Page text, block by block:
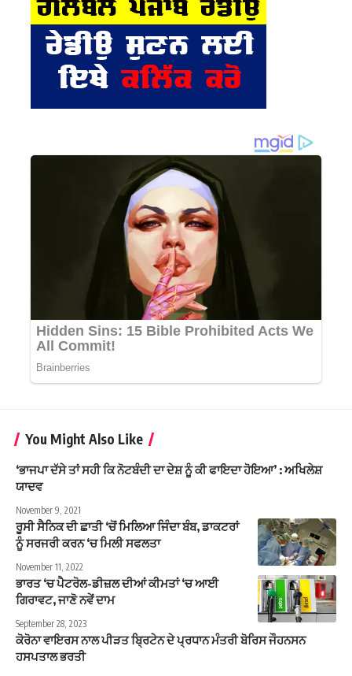
You Might Also Like
‘ਭਾਜਪਾ ਦੱਸੇ ਤਾਂ ਸਹੀ ਕਿ ਨੋਟਬੰਦੀ ਦਾ ਦੇਸ਼ ਨੂੰ ਕੀ ਫਾਇਦਾ ਹੋਇਆ’ : ਅਖਿਲੇਸ਼
ਯਾਦਵ
November 9, 2021
ਰੂਸੀ ਸੈਨਿਕ ਦੀ ਛਾਤੀ ‘ਚੋਂ ਮਿਲਿਆ ਜਿੰਦਾ ਬੰਬ, ਡਾਕਟਰਾਂ
ਨੂੰ ਸਰਜਰੀ ਕਰਨ ‘ਚ ਮਿਲੀ ਸਫਲਤਾ
November 11, 2022
ਭਾਰਤ ‘ਚ ਪੈਟਰੋਲ-ਡੀਜ਼ਲ ਦੀਆਂ ਕੀਮਤਾਂ ‘ਚ ਆਈ
ਗਿਰਾਵਟ, ਜਾਣੋ ਨਵੇਂ ਦਾਮ
September 28, 2023
ਕੋਰੋਨਾ ਵਾਇਰਸ ਨਾਲ ਪੀੜਤ ਬ੍ਰਿਟੇਨ ਦੇ ਪ੍ਰਧਾਨ ਮੰਤਰੀ ਬੋਰਿਸ ਜੌਹਨਸਨ
ਹਸਪਤਾਲ ਭਰਤੀ